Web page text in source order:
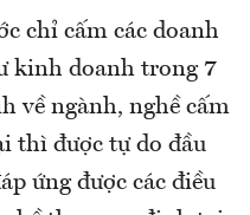
chỉ cấm các doanh
kinh doanh trong 7
về ngành, nghề cấm
thì được tự do đầu
ứng được các điều